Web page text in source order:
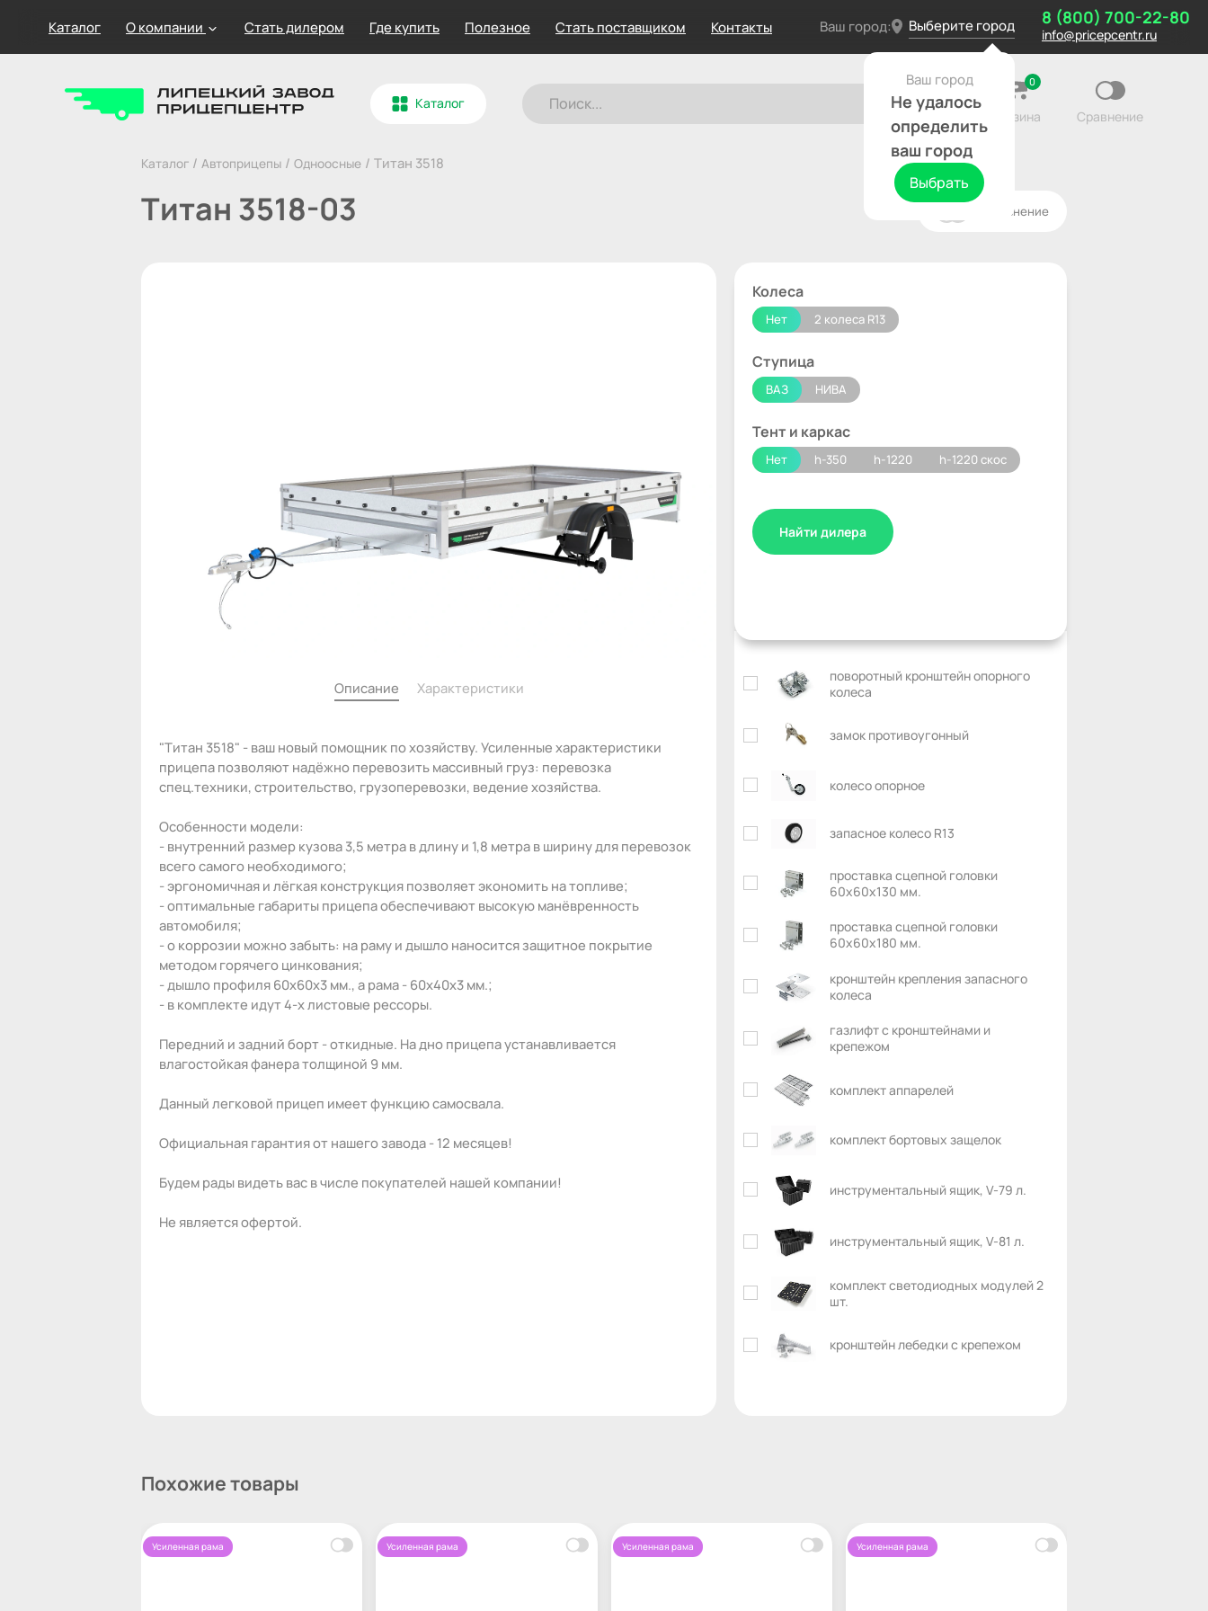
Каталог О компании Стать дилером Где купить Полезное Стать поставщиком Контакты Ваш город: Выберите город
Ваш город
Не удалось
определить
ваш город
Выбрать
8 (800) 700-22-80
info@pricepcentr.ru
Каталог
0
Корзина Сравнение
Каталог / Автоприцепы / Одноосные / Титан 3518
Титан 3518-03 В сравнение
Колеса
Нет 2 колеса R13
Ступица
ВАЗ НИВА
Тент и каркас
Нет h-350 h-1220 h-1220 скос
Найти дилера
Описание Характеристики
"Титан 3518" - ваш новый помощник по хозяйству. Усиленные характеристики
прицепа позволяют надёжно перевозить массивный груз: перевозка
спец.техники, строительство, грузоперевозки, ведение хозяйства.
Особенности модели:
- внутренний размер кузова 3,5 метра в длину и 1,8 метра в ширину для перевозок
всего самого необходимого;
- эргономичная и лёгкая конструкция позволяет экономить на топливе;
- оптимальные габариты прицепа обеспечивают высокую манёвренность
автомобиля;
- о коррозии можно забыть: на раму и дышло наносится защитное покрытие
методом горячего цинкования;
- дышло профиля 60х60х3 мм., а рама - 60х40х3 мм.;
- в комплекте идут 4-х листовые рессоры.
Передний и задний борт - откидные. На дно прицепа устанавливается
влагостойкая фанера толщиной 9 мм.
Данный легковой прицеп имеет функцию самосвала.
Официальная гарантия от нашего завода - 12 месяцев!
Будем рады видеть вас в числе покупателей нашей компании!
Не является офертой.
поворотный кронштейн опорного
колеса
замок противоугонный
колесо опорное
запасное колесо R13
проставка сцепной головки
60х60х130 мм.
проставка сцепной головки
60х60х180 мм.
кронштейн крепления запасного
колеса
газлифт с кронштейнами и
крепежом
комплект аппарелей
комплект бортовых защелок
инструментальный ящик, V-79 л.
инструментальный ящик, V-81 л.
комплект светодиодных модулей 2
шт.
кронштейн лебедки с крепежом
Похожие товары
Усиленная рама Усиленная рама Усиленная рама Усиленная рама